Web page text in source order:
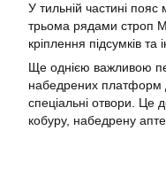
У тильній частині
трьома рядами строп
кріплення підсумків
Ще однією важливою
набедрених платформ
спеціальні отвори. Це
кобуру, набедрену